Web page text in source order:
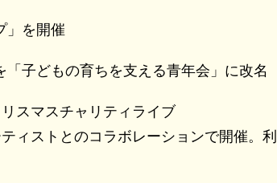
」を開催
子どもの育ちを支える青年会」に改名
スマスチャリティライブ
ィストとのコラボレーションで開催。利